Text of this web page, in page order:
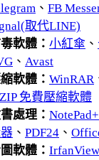
、 FB
取代LINE)
軟體： 小紅傘 、
、 Avast
軟體： WinRAR
免費壓縮軟體
處理：
、 PDF24 、
軟體：